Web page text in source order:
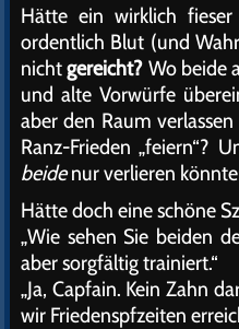
Hätte ein wirklich
ordentlich Blut (und
nichtgereicht? Wo beide
und alte Vorwürfe
aber den Raum
Ranz-Frieden „feiern“?
beidenur verlieren
Hätte doch eine schöne
„Wie sehen Sie beiden
aber sorgfältig trainiert.“
„Ja, Capfain. Kein Zahn
wir Friedenspfzeiten